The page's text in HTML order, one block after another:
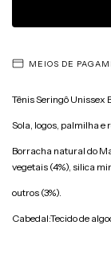
MEIOS DE
Tênis Seringô Unissex
Sola, logos, palmilha e
Borracha natural do
vegetais (4%), silica
outros (3%).
Cabedal:Tecido de